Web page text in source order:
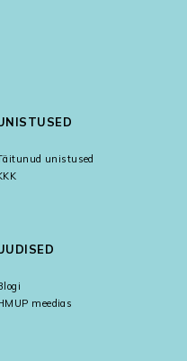
unistused
meedias